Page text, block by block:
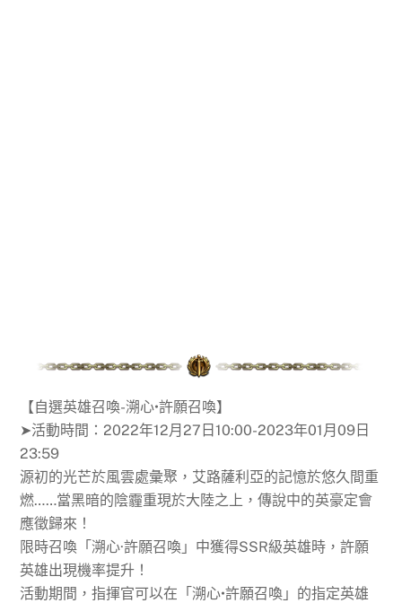
【自選英雄召喚-溯心•許願召喚】
➤活動時間：2022年12月27日10:00-2023年01月09日
23:59
源初的光芒於風雲處彙聚，艾路薩利亞的記憶於悠久間重
燃……當黑暗的陰霾重現於大陸之上，傳說中的英豪定會
應徵歸來！
限時召喚「溯心·許願召喚」中獲得SSR級英雄時，許願
英雄出現機率提升！
活動期間，指揮官可以在「溯心•許願召喚」的指定英雄